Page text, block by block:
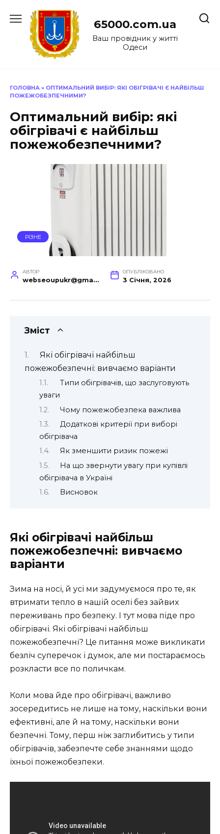
до
65000.com.ua
Ваш провідник у житті
Одеси
ГОЛОВНА » ОПТИМАЛЬНИЙ ВИБІР: ЯКІ ОБІГРІВАЧІ Є НАЙБІЛЬШ
ПОЖЕЖОБЕЗПЕЧНИМИ?
Оптимальний вибір: які
обігрівачі є найбільш
пожежобезпечними?
РІЗНЕ
АВТОР
webseoupukr@gmail.com
ОПУБЛІКОВАНО
3 Січня, 2026
Зміст
Які обігрівачі найбільш
пожежобезпечні: вивчаємо варіанти
Типи обігрівачів, що заслуговують
уваги
Чому пожежобезпека важлива
Додаткові критерії при виборі
обігрівача
Як зменшити ризик пожежі
На що звернути увагу при купівлі
обігрівача в Україні
Висновок
Які обігрівачі найбільш
пожежобезпечні: вивчаємо
варіанти
Зима на носі, й усі ми задумуємося про те, як
втримати тепло в нашій оселі без зайвих
переживань про безпеку. І тут мова піде про
обігрівачі. Які обігрівачі найбільш
пожежобезпечні? Це питання може викликати
безліч суперечок і думок, але ми постараємось
розкласти все по поличкам.
Коли мова йде про обігрівачі, важливо
зосередитись не лише на тому, наскільки вони
ефективні, але й на тому, наскільки вони
безпечні. Тому, перш ніж заглибитись у типи
обігрівачів, забезпечте себе знаннями щодо
їхньої пожежобезпеки.